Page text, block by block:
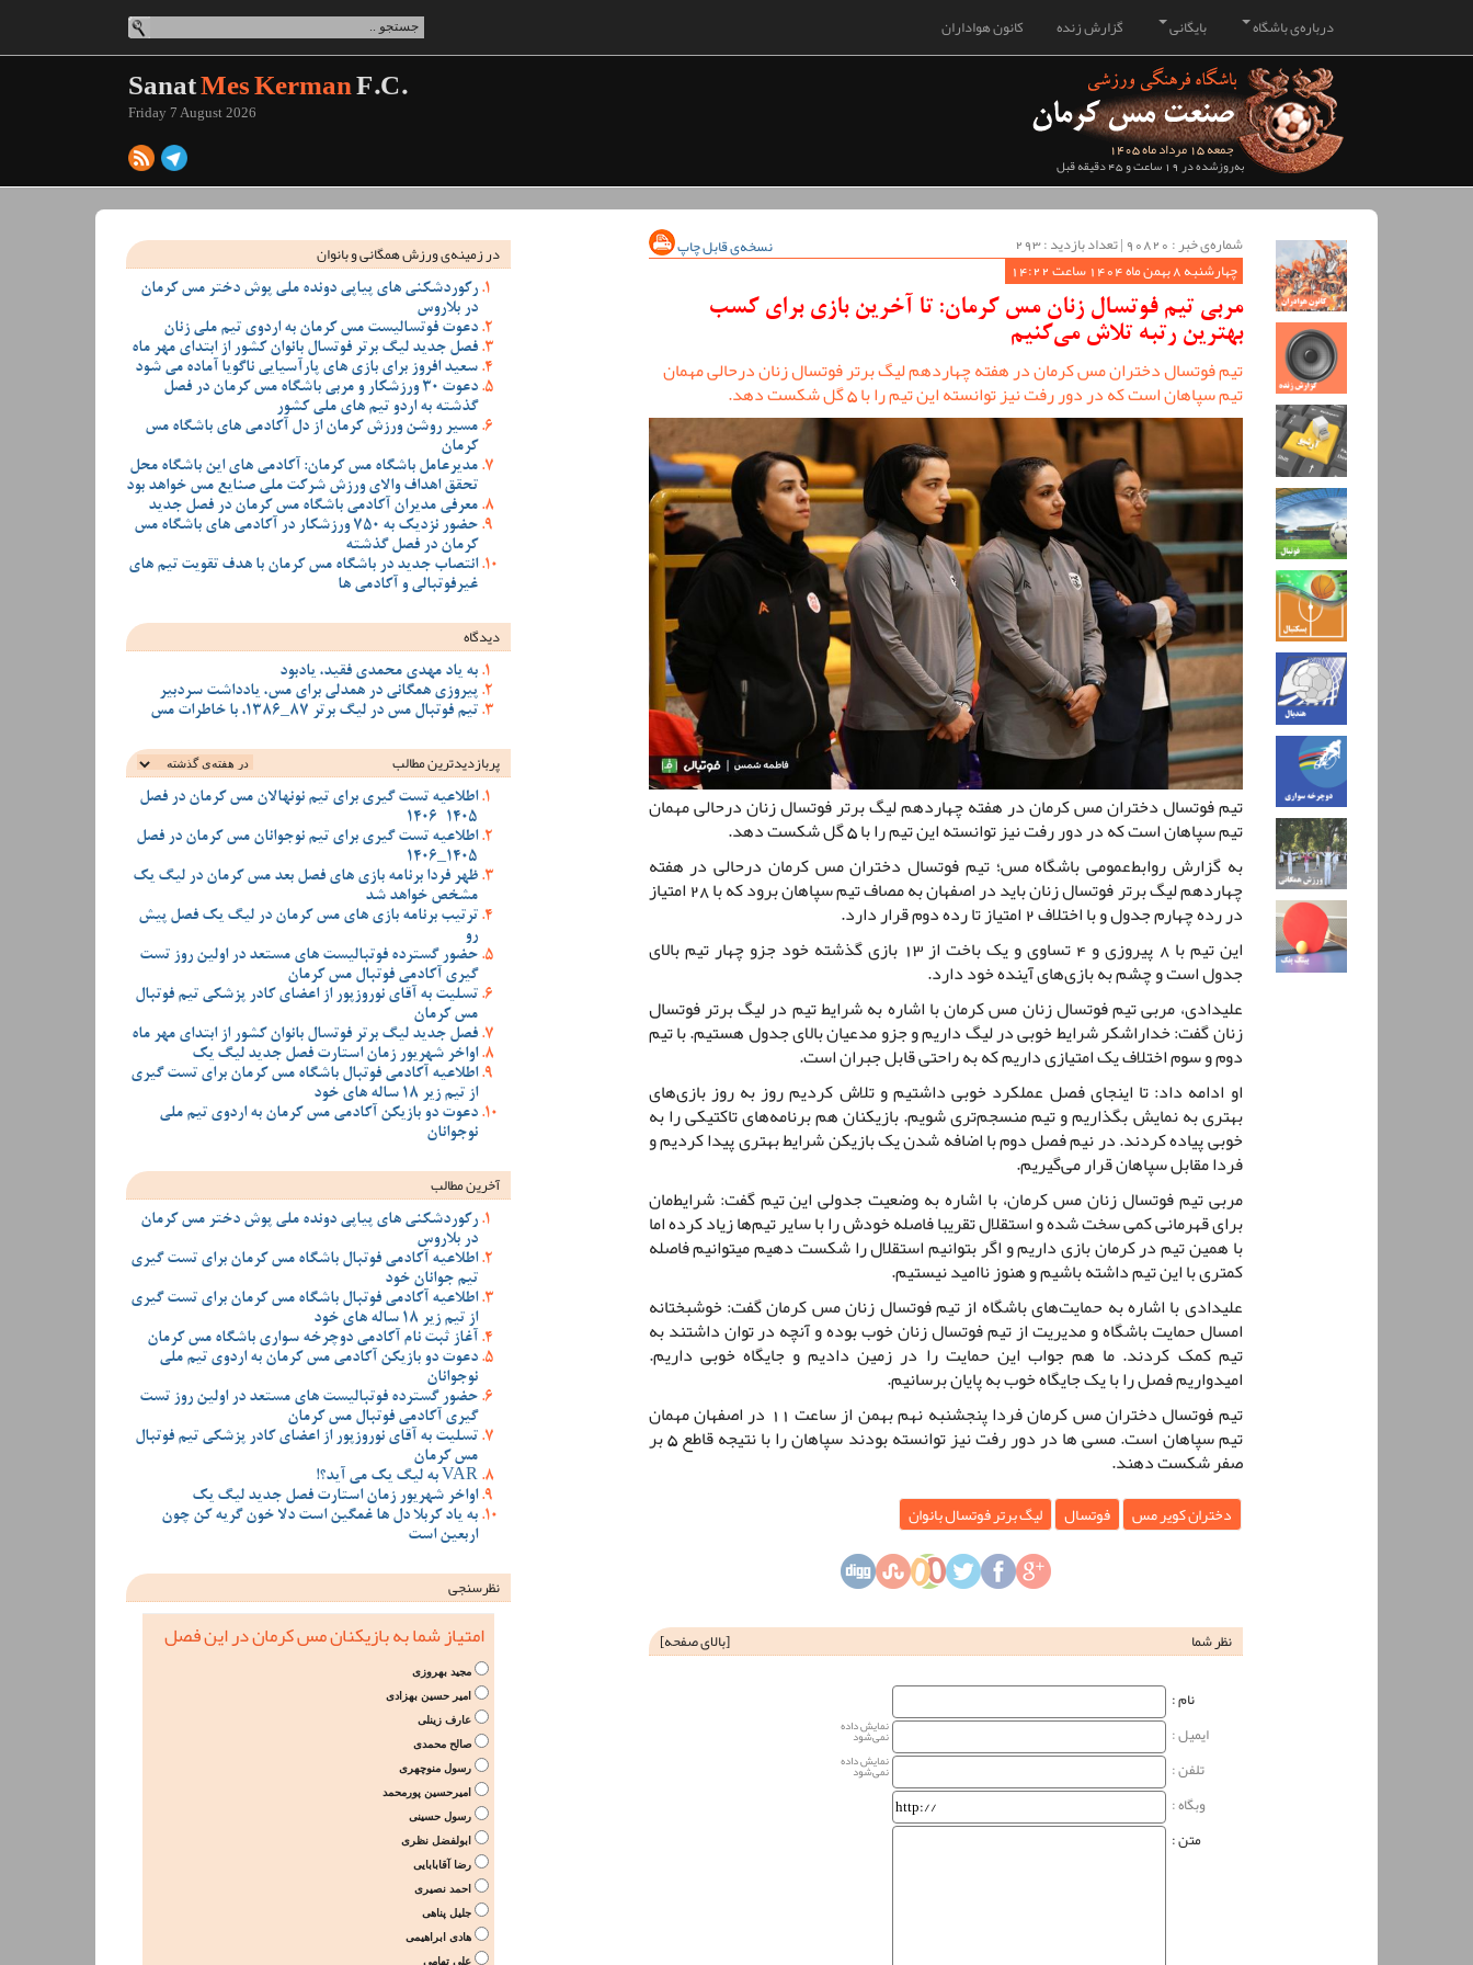
کانون هواداران گزارش زنده بایگانی درباره‌ی باشگاه
جمعه 15 مرداد ماه 1405
به‌روزشده در 19 ساعت و 45 دقیقه قبل
SanatMes KermanF.C.
Friday 7 August 2026
شماره‌ی خبر : ‌90820 | تعداد بازدید : 293
نسخه‌ی قابل چاپ
چهارشنبه 8 بهمن ماه 1404 ساعت 14:22
مربی تیم فوتسال زنان مس کرمان: تا آخرین بازی برای کسب
بهترین رتبه تلاش می‌کنیم
تیم فوتسال دختران مس کرمان در هفته چهاردهم لیگ برتر فوتسال زنان درحالی مهمان
تیم سپاهان است که در دور رفت نیز توانسته این تیم را با 5 گل شکست دهد.
تیم فوتسال دختران مس کرمان در هفته چهاردهم لیگ برتر فوتسال زنان درحالی مهمان
تیم سپاهان است که در دور رفت نیز توانسته این تیم را با 5 گل شکست دهد.
به گزارش روابط‌عمومی باشگاه مس؛ تیم فوتسال دختران مس کرمان درحالی در هفته
چهاردهم لیگ برتر فوتسال زنان باید در اصفهان به مصاف تیم سپاهان برود که با 28 امتیاز
در رده چهارم جدول و با اختلاف 2 امتیاز تا رده دوم قرار دارد.
این تیم با 8 پیروزی و 4 تساوی و یک باخت از 13 بازی گذشته خود جزو چهار تیم بالای
جدول است و چشم به بازی‌های آینده خود دارد.
علیدادی، مربی تیم فوتسال زنان مس کرمان با اشاره به شرایط تیم در لیگ برتر فوتسال
زنان گفت: خداراشکر شرایط خوبی در لیگ داریم و جزو مدعیان بالای جدول هستیم. با تیم
دوم و سوم اختلاف یک امتیازی داریم که به راحتی قابل جبران است.
او ادامه داد: تا اینجای فصل عملکرد خوبی داشتیم و تلاش کردیم روز به روز بازی‌های
بهتری به نمایش بگذاریم و تیم منسجم‌تری شویم. بازیکنان هم برنامه‌های تاکتیکی را به
خوبی پیاده کردند. در نیم فصل دوم با اضافه شدن یک بازیکن شرایط بهتری پیدا کردیم و
فردا مقابل سپاهان قرار می‌گیریم.
مربی تیم فوتسال زنان مس کرمان، با اشاره به وضعیت جدولی این تیم گفت: شرایط‌مان
برای قهرمانی کمی سخت شده و استقلال تقریبا فاصله خودش را با سایر تیم‌ها زیاد کرده اما
با همین تیم در کرمان بازی داریم و اگر بتوانیم استقلال را شکست دهیم میتوانیم فاصله
کمتری با این تیم داشته باشیم و هنوز ناامید نیستیم.
علیدادی با اشاره به حمایت‌های باشگاه از تیم فوتسال زنان مس کرمان گفت: خوشبختانه
امسال حمایت باشگاه و مدیریت از تیم فوتسال زنان خوب بوده و آنچه در توان داشتند به
تیم کمک کردند. ما هم جواب این حمایت را در زمین دادیم و جایگاه خوبی داریم.
امیدواریم فصل را با یک جایگاه خوب به پایان برسانیم.
تیم فوتسال دختران مس کرمان فردا پنجشنبه نهم بهمن از ساعت 11 در اصفهان مهمان
تیم سپاهان است. مسی ها در دور رفت نیز توانسته بودند سپاهان را با نتیجه قاطع 5 بر
صفر شکست دهند.
دختران کویر مس فوتسال لیگ برتر فوتسال بانوان
نظر شما [بالای صفحه]
نام‌ :
ایمیل :
نمایش داده
نمی‌شود
تلفن : نمایش داده
نمی‌شود
وبگاه‌ :
متن :
در زمینه‌ی ورزش همگانی و بانوان
رکوردشکنی های پیاپی دونده ملی پوش دختر مس کرمان
در بلاروس
دعوت فوتسالیست مس کرمان به اردوی تیم ملی زنان
فصل جدید لیگ برتر فوتسال بانوان کشور از ابتدای مهر ماه
سعید افروز برای بازی های پارآسیایی ناگویا آماده می شود
دعوت 30 ورزشکار و مربی باشگاه مس کرمان در فصل
گذشته به اردو تیم های ملی کشور
مسیر روشن ورزش کرمان از دل آکادمی های باشگاه مس
کرمان
مدیرعامل باشگاه مس کرمان: آکادمی های این باشگاه محل
تحقق اهداف والای ورزش شرکت ملی صنایع مس خواهد بود
معرفی مدیران آکادمی باشگاه مس کرمان در فصل جدید
حضور نزدیک به 750 ورزشکار در آکادمی های باشگاه مس
کرمان در فصل گذشته
انتصاب جدید در باشگاه مس کرمان با هدف تقویت تیم‌ های
غیرفوتبالی و آکادمی‌ ها
دیدگاه
به یاد مهدی محمدی فقید، یادبود
پیروزی همگانی در همدلی برای مس، یادداشت سردبیر
تیم فوتبال مس در لیگ برتر 87_1386، با خاطرات مس
پربازدیدترین‌ مطالب
اطلاعیه تست گیری برای تیم نونهالان مس کرمان در فصل
1405-1406
اطلاعیه تست گیری برای تیم نوجوانان مس کرمان در فصل
1405_1406
ظهر فردا برنامه بازی های فصل بعد مس کرمان در لیگ یک
مشخص خواهد شد
ترتیب برنامه بازی های مس کرمان در لیگ یک فصل پیش
رو
حضور گسترده فوتبالیست های مستعد در اولین روز تست
گیری آکادمی فوتبال مس کرمان
تسلیت به آقای نوروزپور از اعضای کادر پزشکی تیم فوتبال
مس کرمان
فصل جدید لیگ برتر فوتسال بانوان کشور از ابتدای مهر ماه
اواخر شهریور زمان استارت فصل جدید لیگ یک
اطلاعیه آکادمی فوتبال باشگاه مس کرمان برای تست گیری
از تیم زیر 18 ساله های خود
دعوت دو بازیکن آکادمی مس کرمان به اردوی تیم ملی
نوجوانان
آخرین مطالب
رکوردشکنی های پیاپی دونده ملی پوش دختر مس کرمان
در بلاروس
اطلاعیه آکادمی فوتبال باشگاه مس کرمان برای تست گیری
تیم جوانان خود
اطلاعیه آکادمی فوتبال باشگاه مس کرمان برای تست گیری
از تیم زیر 18 ساله های خود
آغاز ثبت نام آکادمی دوچرخه سواری باشگاه مس کرمان
دعوت دو بازیکن آکادمی مس کرمان به اردوی تیم ملی
نوجوانان
حضور گسترده فوتبالیست های مستعد در اولین روز تست
گیری آکادمی فوتبال مس کرمان
تسلیت به آقای نوروزپور از اعضای کادر پزشکی تیم فوتبال
مس کرمان
VAR به لیگ یک می آید؟!
اواخر شهریور زمان استارت فصل جدید لیگ یک
به یاد کربلا دل ها غمگین است دلا خون گریه کن چون
اربعین است
نظرسنجی
امتیاز شما به بازیکنان مس کرمان در این فصل
مجید بهروزی
امیر حسین بهزادی
عارف زینلی
صالح محمدی
رسول منوچهری
امیرحسین پورمحمد
رسول حسینی
ابولفضل نظری
رضا آقابابایی
احمد نصیری
جلیل پناهی
هادی ابراهیمی
علی تهامی